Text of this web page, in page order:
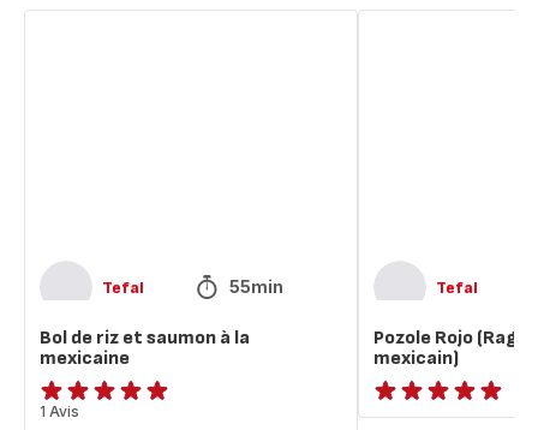
Tefal 55min
Bol de riz et saumon à la
mexicaine
Avis
1 Avis
Tefal
Pozole Rojo
mexicain)
ratings.NaN